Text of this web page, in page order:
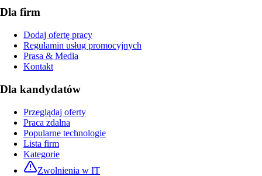
Dla firm
Dodaj ofertę pracy
Regulamin usług promocyjnych
Prasa & Media
Kontakt
Dla kandydatów
Przeglądaj oferty
Praca zdalna
Popularne technologie
Lista firm
Kategorie
Zwolnienia w IT